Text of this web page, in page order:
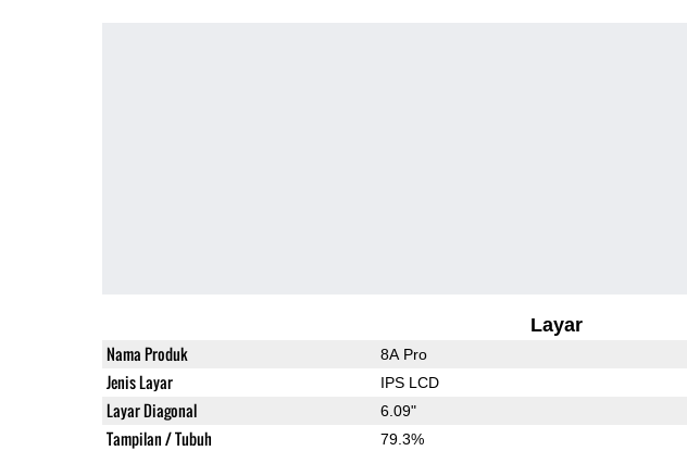
Layar
Nama Produk 8A Pro
Jenis Layar IPS LCD
Layar Diagonal 6.09"
Tampilan / Tubuh 79.3%